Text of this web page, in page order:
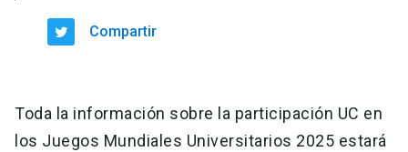
Compartir
Toda la información sobre la participación UC en
los Juegos Mundiales Universitarios 2025 estará